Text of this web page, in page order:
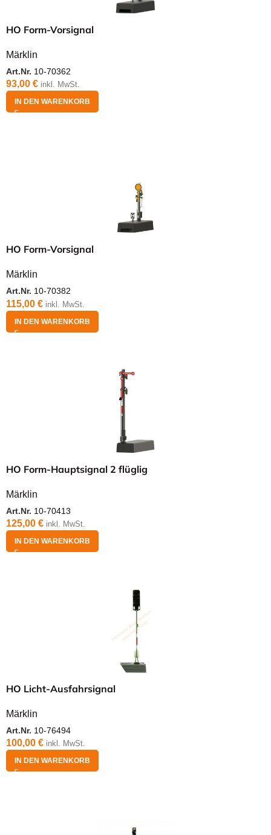
HO Form-Vorsignal
Märklin
Art.Nr. 10-70362
93,00 € inkl. MwSt.
IN DEN WARENKORB
HO Form-Vorsignal
Märklin
Art.Nr. 10-70382
115,00 € inkl. MwSt.
IN DEN WARENKORB
HO Form-Hauptsignal 2 flüglig
Märklin
Art.Nr. 10-70413
125,00 € inkl. MwSt.
IN DEN WARENKORB
HO Licht-Ausfahrsignal
Märklin
Art.Nr. 10-76494
100,00 € inkl. MwSt.
IN DEN WARENKORB